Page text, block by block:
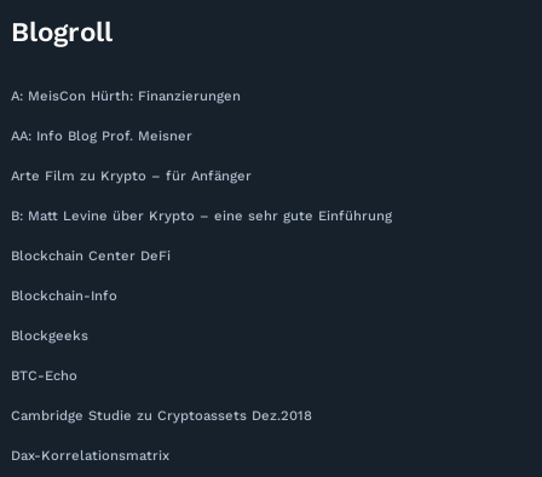
Blogroll
A: MeisCon Hürth: Finanzierungen
AA: Info Blog Prof. Meisner
Arte Film zu Krypto – für Anfänger
B: Matt Levine über Krypto – eine sehr gute Einführung
Blockchain Center DeFi
Blockchain-Info
Blockgeeks
BTC-Echo
Cambridge Studie zu Cryptoassets Dez.2018
Dax-Korrelationsmatrix